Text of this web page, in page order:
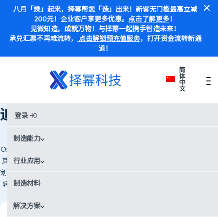
八月「燥」起来，择幂帮您「造」出来！新客无门槛最高立减
200元！企业客户享更多优惠。 点击了解更多！
见微知造，成就万物！ 与择幂一起携手智造未来！
承兑汇票不再难流转， 点击解锁预充值服务，打开资金流转新通
道！
简
体
中
文
登录
制造能力
行业应用
制造材料
解决方案
追求速度：牛津布鲁克斯赛车如何在
Formula Student中不断突破极限
Oxford Brookes Racing (OBR) 是一支顶级的 Formula Student 车队，为
其 2025 年电动车开发了新型刹车盘。借助 Xometry 择幂科技 的水刀切
割服务，他们生产了铝合金刹车盘，采用优化的开槽和钻孔图案，重量减
轻近 20%，同时保持性能和散热能力。该合作解决了校园搬迁期间车间